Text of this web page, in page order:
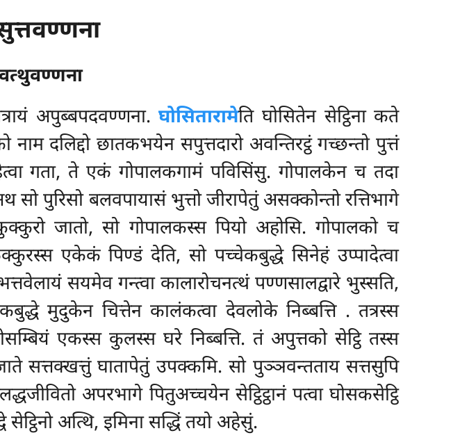
अपुब्बपदवण्णना.घोसितारामेति घोसितेन सेट्ठिना कते
दलिद्दो छातकभयेन सपुत्तदारो अवन्तिरट्ठं गच्छन्तो पुत्तं
गता, ते एकं गोपालकगामं पविसिंसु. गोपालकेन च तदा
सो पुरिसो बलवपायासं भुत्तो जीरापेतुं असक्कोन्तो रत्तिभागे
जातो, सो गोपालकस्स पियो अहोसि. गोपालको च
एकेकं पिण्डं देति, सो पच्चेकबुद्धे सिनेहं उप्पादेत्वा
सयमेव गन्त्वा कालारोचनत्थं पण्णसालद्वारे भुस्सति,
मुदुकेन चित्तेन कालंकत्वा देवलोके निब्बत्ति . तत्रस्स
एकस्स कुलस्स घरे निब्बत्ति. तं अपुत्तको सेट्ठि तस्स
सत्तक्खत्तुं घातापेतुं उपक्कमि. सो पुञ्ञवन्तताय सत्तसुपि
अपरभागे पितुअच्चयेन सेट्ठिट्ठानं पत्वा घोसकसेट्ठि
सेट्ठिनो अत्थि, इमिना सद्धिं तयो अहेसुं.